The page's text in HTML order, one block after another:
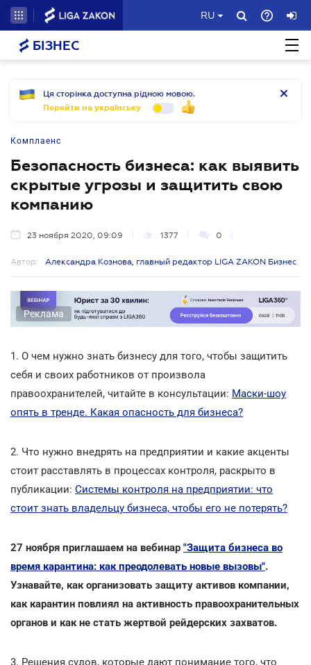
RU
БІЗНЕС
Ця сторінка доступна рідною мовою.
Перейти на українську
Комплаенс
Безопасность бизнеса: как выявить
скрытые угрозы и защитить свою
компанию
23 ноября 2020, 09:09 1377 0
Автор: Александра Кознова, главный редактор LIGA ZAKON Бизнес
Реклама
1. О чем нужно знать бизнесу для того, чтобы защитить
себя и своих работников от произвола
правоохранителей, читайте в консультации: Маски-шоу
опять в тренде. Какая опасность для бизнеса?
2. Что нужно внедрять на предприятии и какие акценты
стоит расставлять в процессах контроля, раскрыто в
публикации: Системы контроля на предприятии: что
стоит знать владельцу бизнеса, чтобы его не потерять?
27 ноября приглашаем на вебинар "Защита бизнеса во
время карантина: как преодолевать новые вызовы".
Узнавайте, как организовать защиту активов компании,
как карантин повлиял на активность правоохранительных
органов и как не стать жертвой рейдерских захватов.
3. Решения судов, которые дают понимание того, что